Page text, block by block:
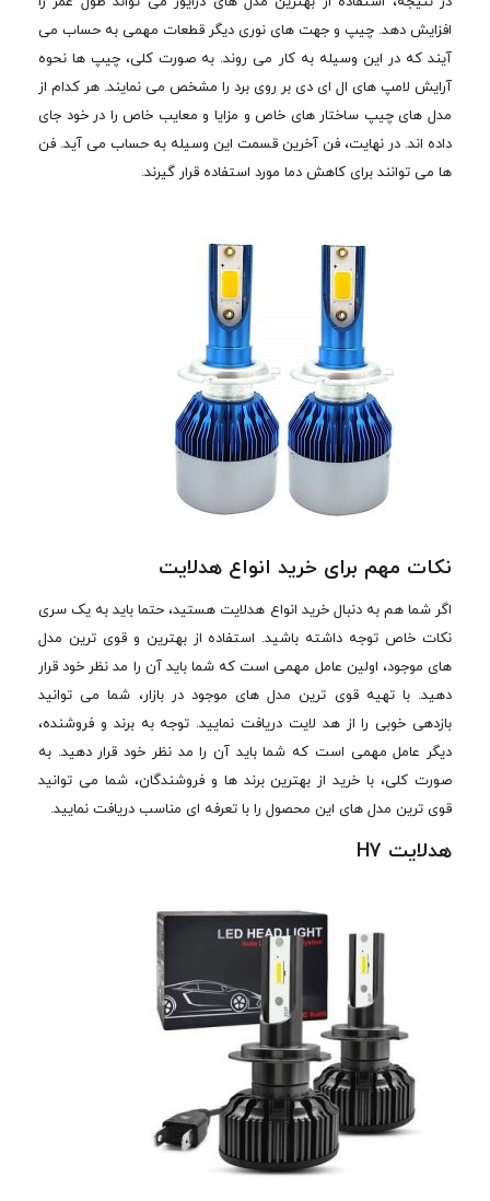
افزایش دهد. چیپ و جهت های نوری دیگر قطعات مهمی به حساب می
آیند که در این وسیله به کار می روند. به صورت کلی، چیپ ها نحوه
آرایش لامپ های ال ای دی بر روی برد را مشخص می نمایند. هر کدام از
مدل های چیپ ساختار های خاص و مزایا و معایب خاص را در خود جای
داده اند. در نهایت، فن آخرین قسمت این وسیله به حساب می آید. فن
ها می توانند برای کاهش دما مورد استفاده قرار گیرند.
نکات مهم برای خرید انواع هدلایت
اگر شما هم به دنبال خرید انواع هدلایت هستید، حتما باید به یک سری
نکات خاص توجه داشته باشید. استفاده از بهترین و قوی ترین مدل
های موجود، اولین عامل مهمی است که شما باید آن را مد نظر خود قرار
دهید. با تهیه قوی ترین مدل های موجود در بازار، شما می توانید
بازدهی خوبی را از هد لایت دریافت نمایید. توجه به برند و فروشنده،
دیگر عامل مهمی است که شما باید آن را مد نظر خود قرار دهید. به
صورت کلی، با خرید از بهترین برند ها و فروشندگان، شما می توانید
قوی ترین مدل های این محصول را با تعرفه ای مناسب دریافت نمایید.
هدلایت H7